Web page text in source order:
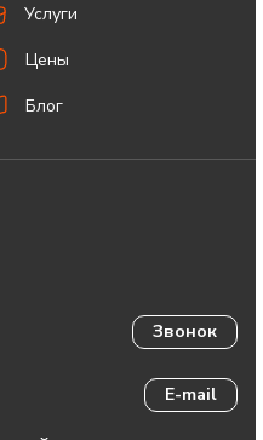
Услуги
Цены
Блог
Звонок
E-mail